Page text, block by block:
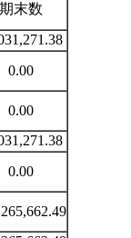
末数
0.00
0.00
0.00